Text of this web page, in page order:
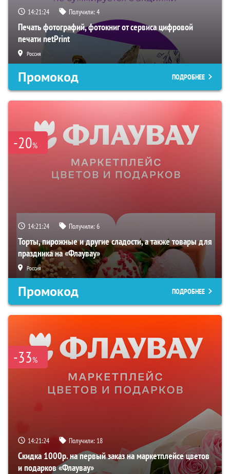
14:21:22 Получили:4
Печать фотографий, фотокниг от сервиса цифровой
печати netPrint
Россия
Промокод ПОДРОБНЕЕ
-20%
14:21:22 Получили:6
Торты, пирожные и другие сладости, а также товары для
праздника на «Флаувау»
Россия
Промокод ПОДРОБНЕЕ
-33%
14:21:22 Получили: 18
Скидка 1000р. на первый заказ на маркетплейсе цветов
и подарков «Флаувау»